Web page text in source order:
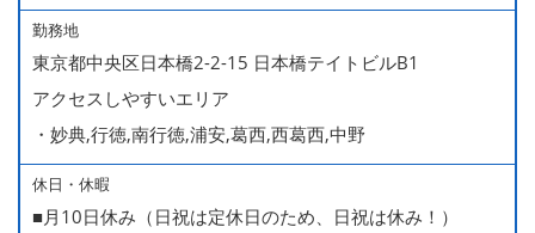
勤務地
東京都中央区日本橋2-2-15 日本橋テイトビルB1
アクセスしやすいエリア
・妙典,行徳,南行徳,浦安,葛西,西葛西,中野
休日・休暇
■月10日休み（日祝は定休日のため、日祝は休み！）